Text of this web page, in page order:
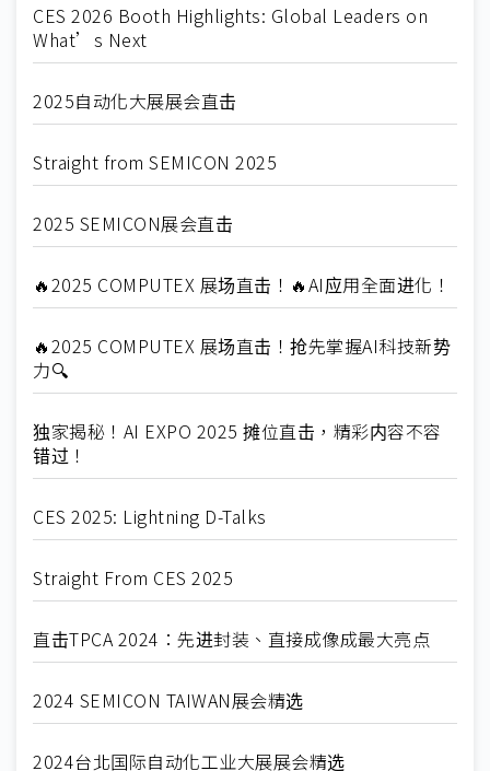
CES 2026 Booth Highlights: Global Leaders on
What’s Next
2025自动化大展展会直击
Straight from SEMICON 2025
2025 SEMICON展会直击
🔥2025 COMPUTEX 展场直击！🔥AI应用全面进化！
🔥2025 COMPUTEX 展场直击！抢先掌握AI科技新势
力🔍
独家揭秘！AI EXPO 2025 摊位直击，精彩内容不容
错过！
CES 2025: Lightning D-Talks
Straight From CES 2025
直击TPCA 2024：先进封装、直接成像成最大亮点
2024 SEMICON TAIWAN展会精选
2024台北国际自动化工业大展展会精选